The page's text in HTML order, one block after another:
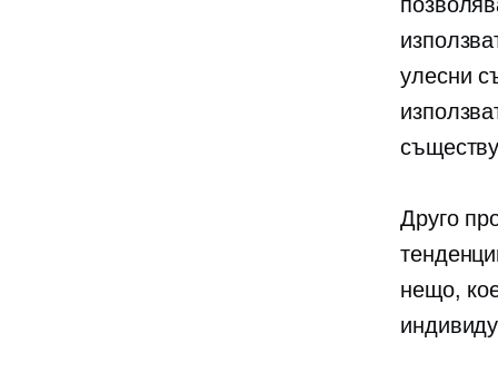
улесни
Друго
нещо,